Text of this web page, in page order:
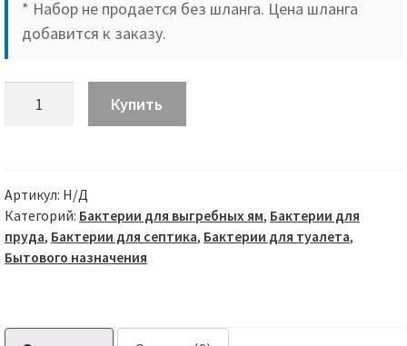
* Набор не продается без шланга. Цена шланга
добавится к заказу.
для
аэрации
септика
и
(Компрессор
Купить
Артикул: Н/Д
Категорий: Бактерии для выгребных ям, Бактерии для
пруда, Бактерии для септика, Бактерии для туалета,
Бытового назначения